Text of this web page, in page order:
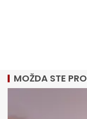
MOŽDA STE